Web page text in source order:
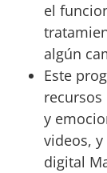
el
algún
Este
y
videos,
digital